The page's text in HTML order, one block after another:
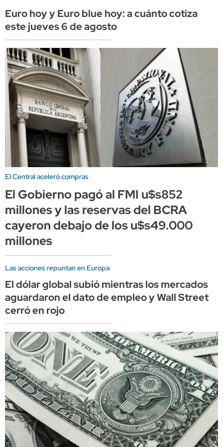
Euro hoy y Euro blue hoy: a cuánto cotiza
este jueves 6 de agosto
El Central aceleró compras
El Gobierno pagó al FMI u$s852
millones y las reservas del BCRA
cayeron debajo de los u$s49.000
millones
Las acciones repuntan en Europa
El dólar global subió mientras los mercados
aguardaron el dato de empleo y Wall Street
cerró en rojo